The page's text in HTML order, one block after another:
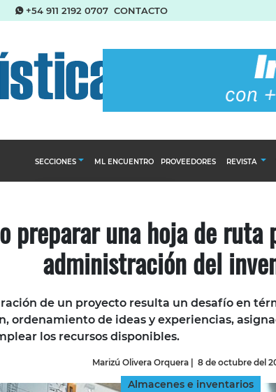
+54 911 2192 0707 CONTACTO
SECCIONES
Almacenes e inventarios
Cadena de Suministro del Agro
Logística y distribución
Management
Tecnología
ML ENCUENTRO PROVEEDORES REVISTA
preparar una hoja de
administración del
de un proyecto resulta un desafío en
ordenamiento de ideas y experiencias,
los recursos disponibles.
Marizú Olivera Orquera 8 de octubre del
Almacenes e inventarios